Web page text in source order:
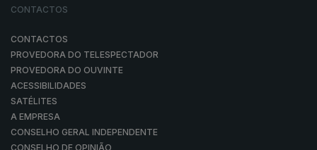
CONTACTOS
CONTACTOS
PROVEDORA DO TELESPECTADOR
PROVEDORA DO OUVINTE
ACESSIBILIDADES
SATÉLITES
A EMPRESA
CONSELHO GERAL INDEPENDENTE
CONSELHO DE OPINIÃO